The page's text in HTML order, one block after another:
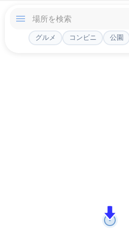
グルメ コンビニ 公園